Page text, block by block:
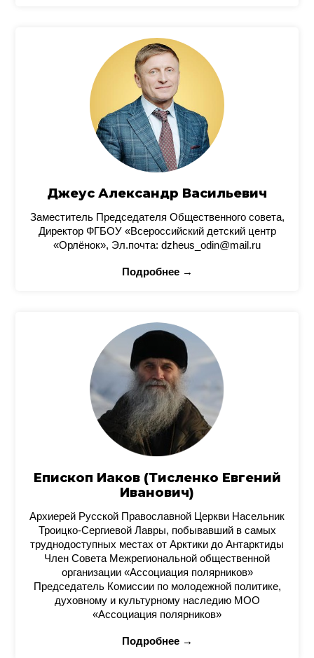
Джеус Александр Васильевич
Заместитель Председателя Общественного совета,
Директор ФГБОУ «Всероссийский детский центр
«Орлёнок», Эл.почта: dzheus_odin@mail.ru
Подробнее →
Епископ Иаков (Тисленко Евгений
Иванович)
Архиерей Русской Православной Церкви Насельник
Троицко-Сергиевой Лавры, побывавший в самых
труднодоступных местах от Арктики до Антарктиды
Член Совета Межрегиональной общественной
организации «Ассоциация полярников»
Председатель Комиссии по молодежной политике,
духовному и культурному наследию МОО
«Ассоциация полярников»
Подробнее →